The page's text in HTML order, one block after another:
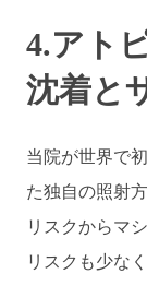
4.アト
沈着と
当院が世界で
た独自の照射
リスクからマ
リスクも少な